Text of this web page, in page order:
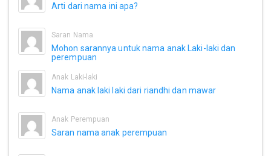
Arti dari nama ini apa?
Saran Nama
Mohon sarannya untuk nama anak Laki-laki dan
perempuan
Anak Laki-laki
Nama anak laki laki dari riandhi dan mawar
Anak Perempuan
Saran nama anak perempuan